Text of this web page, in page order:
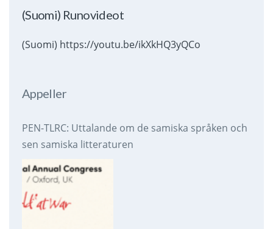
(Suomi) Runovideot
(Suomi) https://youtu.be/ikXkHQ3yQCo
Appeller
PEN-TLRC: Uttalande om de samiska språken och
sen samiska litteraturen